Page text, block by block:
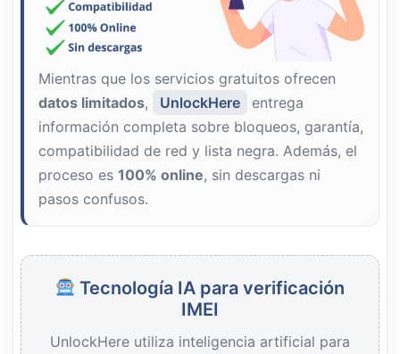
Mientras que los servicios gratuitos ofrecen
datos limitados, UnlockHere
entrega
información completa sobre bloqueos, garantía,
compatibilidad de red y lista negra. Además, el
proceso es 100% online, sin descargas ni
pasos confusos.
Tecnología IA para verificación
IMEI
UnlockHere utiliza inteligencia artificial para